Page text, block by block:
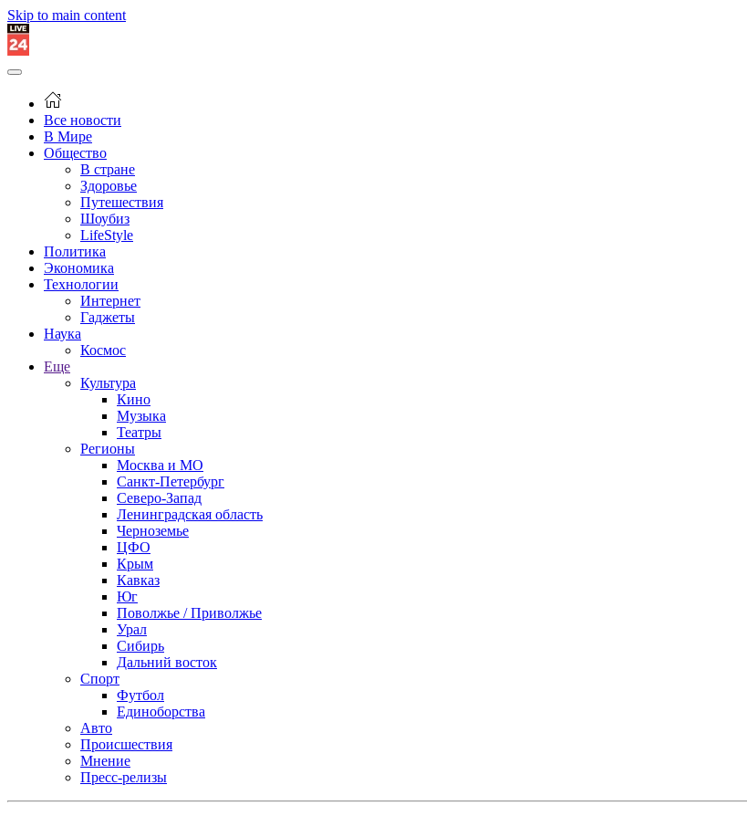
Skip to main content
Все новости
В Мире
Общество
В стране
Здоровье
Путешествия
Шоубиз
LifeStyle
Политика
Экономика
Технологии
Интернет
Гаджеты
Наука
Космос
Еще
Культура
Кино
Музыка
Театры
Регионы
Москва и МО
Санкт-Петербург
Северо-Запад
Ленинградская область
Черноземье
ЦФО
Крым
Кавказ
Юг
Поволжье / Приволжье
Урал
Сибирь
Дальний восток
Спорт
Футбол
Единоборства
Авто
Происшествия
Мнение
Пресс-релизы